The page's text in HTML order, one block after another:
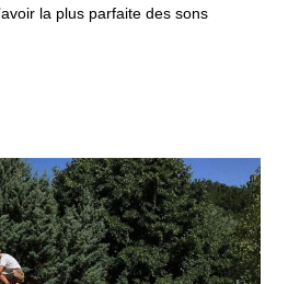
la plus parfaite des sons